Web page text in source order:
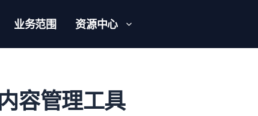
业务范围 资源中心
容管理工具